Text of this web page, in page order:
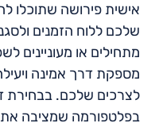
אישית פירושה שתוכלו
שלכם ללוח הזמנים
מתחילים או מעוניינים
מספקת דרך אמינה
לצרכים שלכם. בבחירת
בפלטפורמה שמציבה